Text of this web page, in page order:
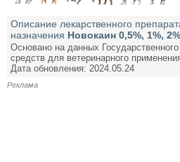
Описание лекарственного
назначения Новокаин 0,5%, 1%,
Основано на данных
средств для ветеринарного
Дата обновления: 2024.05.24
Реклама